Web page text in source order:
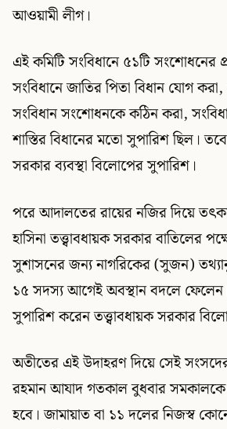
আওয়ামী লীগ।
এই কমিটি সংবিধানে ৫১টি সংশোধনের
সংবিধানে জাতির পিতা বিধান যোগ
সংবিধান সংশোধনকে কঠিন করা,
শাস্তির বিধানের মতো সুপারিশ ছিল।
সরকার ব্যবস্থা বিলোপের সুপারিশ।
পরে আদালতের রায়ের নজির দিয়ে
হাসিনা তত্ত্বাবধায়ক সরকার বাতিলের
সুশাসনের জন্য নাগরিকের (সুজন)
১৫ সদস্য আগেই অবস্থান বদলে ফেলেন।
সুপারিশ করেন তত্ত্বাবধায়ক সরকার
অতীতের এই উদাহরণ দিয়ে সেই
রহমান আযাদ গতকাল বুধবার
হবে। জামায়াত বা ১১ দলের নিজস্ব